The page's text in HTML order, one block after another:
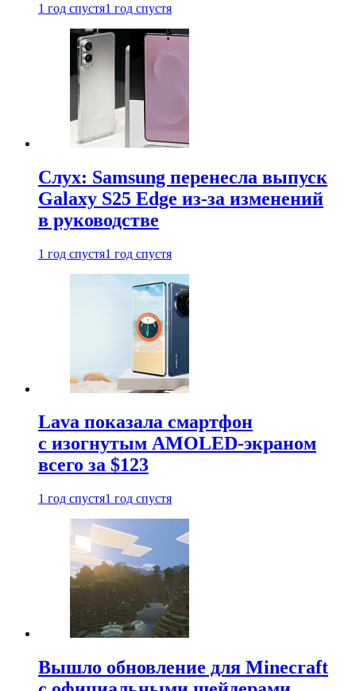
1 год спустя1 год спустя
Слух: Samsung перенесла выпуск
Galaxy S25 Edge из-за изменений
в руководстве
1 год спустя1 год спустя
Lava показала смартфон
с изогнутым AMOLED-экраном
всего за $123
1 год спустя1 год спустя
Вышло обновление для Minecraft